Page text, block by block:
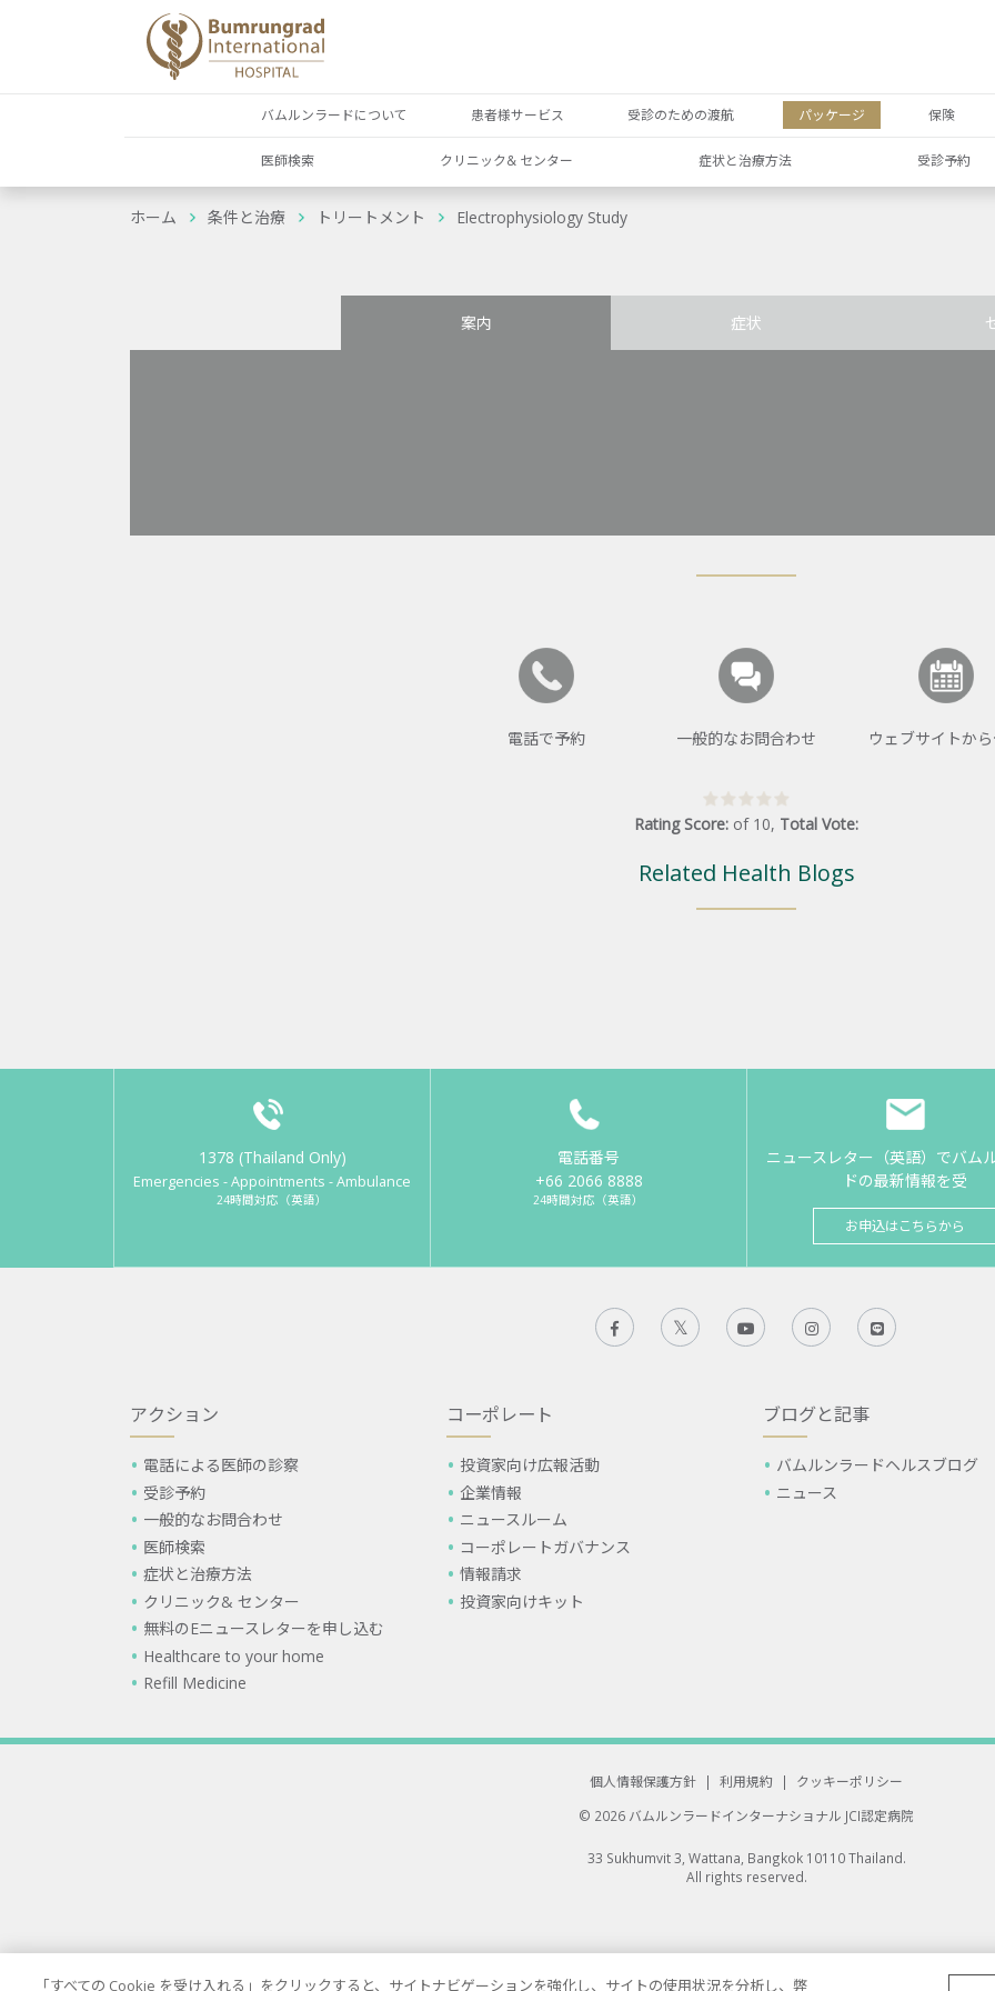
バムルンラードについて 患者様サービス 受診のための渡航 パッケージ 保険
医師検索 クリニック& センター 症状と治療方法 受診予約
ホーム 条件と治療 トリートメント Electrophysiology Study
案内 症状
電話で予約 一般的なお問合わせ ウェブサイトか
Rating Score: of 10, Total Vote:
Related Health Blogs
1378 (Thailand Only)
Emergencies - Appointments - Ambulance
24時間対応（英語）
電話番号
+66 2066 8888
24時間対応（英語）
ニュースレター（英語）でバム
ドの最新情報を受
お申込はこちらから
アクション
電話による医師の診察
受診予約
一般的なお問合わせ
医師検索
症状と治療方法
クリニック& センター
無料のEニュースレターを申し込む
Healthcare to your home
Refill Medicine
コーポレート
投資家向け広報活動
企業情報
ニュースルーム
コーポレートガバナンス
情報請求
投資家向けキット
ブログと記事
バムルンラードヘルスブログ
ニュース
個人情報保護方針 | 利用規約 |
クッキーポリシー
© 2026 バムルンラードインターナショナル JCI認定病院
33 Sukhumvit 3, Wattana, Bangkok 10110 Thailand.
All rights reserved.
「すべての Cookie を受け入れる」をクリックすると、サイトナビゲーションを強化し、サイトの使用状況を分析し、弊